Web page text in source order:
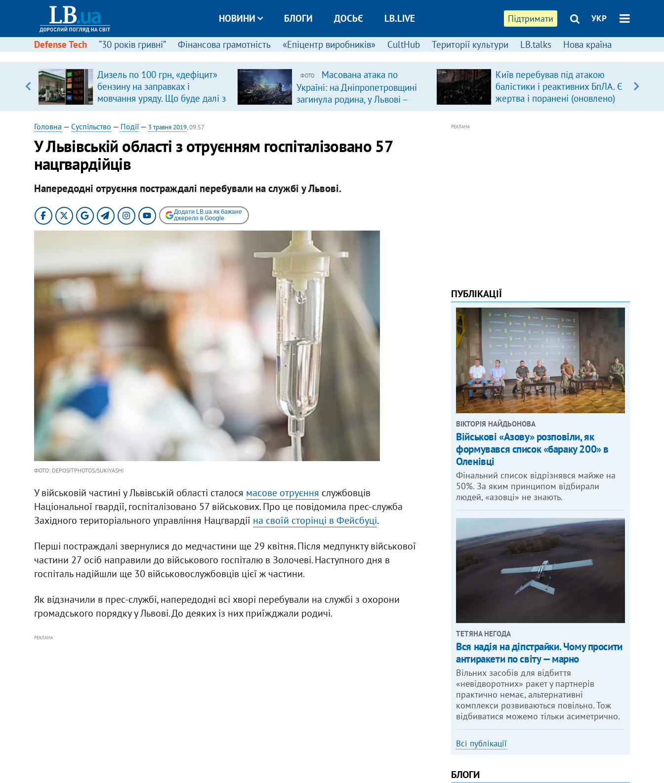
Підтримати УКР
НОВИНИ БЛОГИ ДОСЬЄ LB.LIVE
Defense Tech “30 років гривні” Фінансова грамотність «Епіцентр виробників» CultHub Території культури LB.talks Нова країна
Дизель по 100 грн, «дефіцит»
бензину на заправках і
мовчання уряду. Що буде далі з
цінами на пальне?
ФОТО
Масована атака по
Україні: на Дніпропетровщині
загинула родина, у Львові –
удар по багатоповерхівках
Київ перебував під атакою
балістики і реактивних БпЛА. Є
жертва і поранені (оновлено)
Головна — Суспільство — Події— 3 травня 2019, 09:57
У Львівській області з отруєнням госпіталізовано 57
нацгвардійців
Напередодні отруєння постраждалі перебували на службі у Львові.
Додати LB.ua як бажане
джерело в Google
ФОТО: DEPOSITPHOTOS/SUKIYASHI
У військовій частині у Львівській області сталося масове отруєння службовців
Національної гвардії, госпіталізовано 57 військових. Про це повідомила прес-служба
Західного територіального управління Нацгвардії на своїй сторінці в Фейсбуці.
Перші постраждалі звернулися до медчастини ще 29 квітня. Після медпункту військової
частини 27 осіб направили до військового госпіталю в Золочеві. Наступного дня в
госпіталь надійшли ще 30 військовослужбовців цієї ж частини.
Як відзначили в прес-службі, напередодні всі хворі перебували на службі з охорони
громадського порядку у Львові. До деяких із них приїжджали родичі.
РЕКЛАМА
РЕКЛАМА
ПУБЛІКАЦІЇ
ВІКТОРІЯ НАЙДЬОНОВА
Військові «Азову» розповіли, як
формувався список «бараку 200» в
Оленівці
Фінальний список відрізнявся майже на
50%. За яким принципом відбирали
людей, «азовці» не знають.
ТЕТЯНА НЕГОДА
Вся надія на діпстрайки. Чому просити
антиракети по світу — марно
Вільних засобів для відбиття
«невідворотних» ракет у партнерів
практично немає, альтернативні
комплекси розвиваються повільно. Тож
відбиватися можемо тільки асиметрично.
Всі публікації
БЛОГИ